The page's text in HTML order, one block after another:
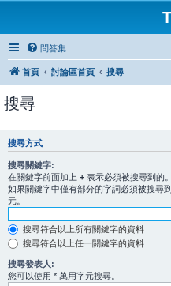
問答集
首頁 討論區首頁 搜尋
搜尋
搜尋方式
搜尋關鍵字:
在關鍵字前面加上 + 表示必須被搜尋到的
如果關鍵字中僅有部分的字詞必須被搜尋
元。
搜尋符合以上所有關鍵字的資料
搜尋符合以上任一關鍵字的資料
搜尋發表人:
您可以使用 * 萬用字元搜尋。